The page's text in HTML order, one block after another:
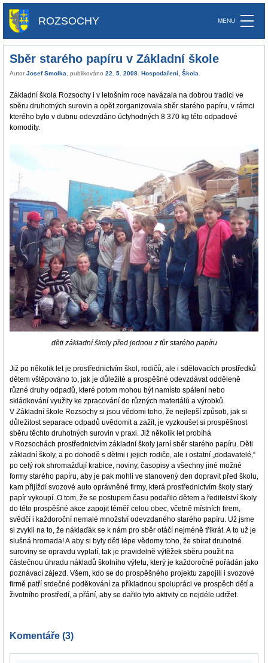
ROZSOCHY
Sběr starého papíru v Základní škole
Autor Josef Smolka , publikováno 22. 5. 2008 Hospodaření Škola
Základní škola Rozsochy i v letošním roce navázala na dobrou tradici ve
sběru druhotných surovin a opět zorganizovala sběr starého papíru, v rámci
kterého bylo v dubnu odevzdáno úctyhodných 8 370 kg této odpadové
komodity.
děti základní školy před jednou z fůr starého papíru
Již po několik let je prostřednictvím škol, rodičů, ale i sdělovacích prostředků
dětem vštěpováno to, jak je důležité a prospěšné odevzdávat odděleně
různé druhy odpadů, které potom mohou být namísto spálení nebo
skládkování využity ke zpracování do různých materiálů a výrobků.
V Základní škole Rozsochy si jsou vědomi toho, že nejlepší způsob, jak si
důležitost separace odpadů uvědomit a zažít, je vyzkoušet si prospěšnost
sběru těchto druhotných surovin v praxi. Již několik let probíhá
v Rozsochách prostřednictvím základní školy jarní sběr starého papíru. Děti
základní školy, a po dohodě s dětmi i jejich rodiče, ale i ostatní „dodavatelé,“
po celý rok shromažďují krabice, noviny, časopisy a všechny jiné možné
formy starého papíru, aby je pak mohli ve stanovený den dopravit před školu,
kam přijíždí svozové auto oprávněné firmy, která prostřednictvím školy starý
papír vykoupí. O tom, že se postupem času podařilo dětem a ředitelství školy
do této prospěšné akce zapojit téměř celou obec, včetně místních firem,
svědčí i každoroční nemalé množství odevzdaného starého papíru. Už jsme
si zvykli na to, že náklaďák se k nám pro sběr otáčí nejméně třikrát. A to už je
slušná hromada! A aby si byly děti lépe vědomy toho, že sbírat druhotné
suroviny se opravdu vyplatí, tak je pravidelně výtěžek sběru použit na
částečnou úhradu nákladů školního výletu, který je každoročně pořádán jako
poznávací zájezd. Všem, kdo se do prospěšného projektu zapojili i svozové
firmě patří srdečné poděkování za příkladnou spolupráci ve prospěch dětí a
životního prostředí, a přání, aby se dařilo tyto aktivity co nejdéle udržet.
Komentáře (3)